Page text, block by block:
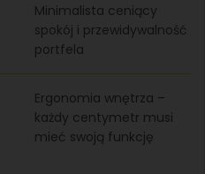
Minimalista ceniący
spokój i przewidywalność
portfela
Ergonomia wnętrza –
każdy centymetr musi
mieć swoją funkcję